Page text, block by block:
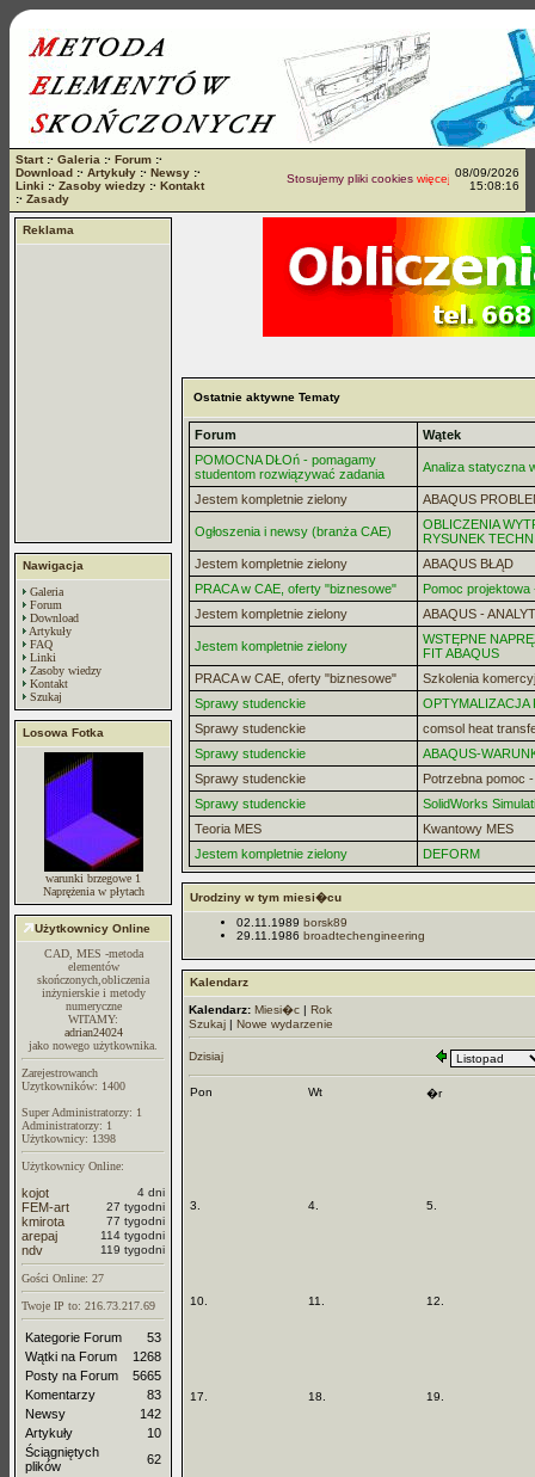
Start:· Galeria :· Forum :·
Download :· Artykuły :· Newsy :·
Linki :· Zasoby wiedzy :· Kontakt
:· Zasady
Stosujemy pliki cookieswięcej...
08/09/2026
15:08:16
Reklama
Nawigacja
Galeria
Forum
Download
Artykuły
FAQ
Linki
Zasoby wiedzy
Kontakt
Szukaj
Losowa Fotka
warunki brzegowe 1
Naprężenia w płytach
Użytkownicy Online
CAD, MES -metoda
elementów
skończonych,obliczenia
inżynierskie i metody
numeryczne
WITAMY:
adrian24024
jako nowego użytkownika.
Zarejestrowanch
Uzytkowników: 1400
Super Administratorzy: 1
Administratorzy: 1
Użytkownicy: 1398
Użytkownicy Online:
kojot 4 dni
FEM-art 27 tygodni
kmirota 77 tygodni
arepaj 114 tygodni
ndv 119 tygodni
Gości Online: 27
Twoje IP to: 216.73.217.69
Kategorie Forum
53
Wątki na Forum
1268
Posty na Forum
5665
Komentarzy
83
Newsy
142
Artykuły
10
Ściągniętych
plików
62
Ostatnie aktywne Tematy
Forum
Wątek
POMOCNA DŁOń - pomagamy
studentom rozwiązywać zadania
Analiza statyczna
Jestem kompletnie zielony ABAQUS
Ogłoszenia i newsy (branża CAE)
OBLICZENIA
RYSUNEK
Jestem kompletnie zielony
ABAQUS BŁĄD
PRACA w CAE, oferty "biznesowe"
Pomoc projektowa
Jestem kompletnie zielony
ABAQUS -
Jestem kompletnie zielony
WSTĘPNE
FIT ABAQUS
PRACA w CAE, oferty "biznesowe"
Szkolenia
Sprawy studenckie
OPTYMALIZACJA
Sprawy studenckie
comsol heat
Sprawy studenckie
ABAQUS-
Sprawy studenckie
Potrzebna pomoc
Sprawy studenckie
SolidWorks
Teoria MES
Kwantowy MES
Jestem kompletnie zielony
DEFORM
Urodziny w tym miesi�cu
02.11.1989 borsk89
29.11.1986 broadtechengineering
Kalendarz
Kalendarz: Miesi�c | Rok
Szukaj | Nowe wydarzenie
Dzisiaj
Pon Wt �r
3. 4. 5.
10. 11. 12.
17. 18. 19.